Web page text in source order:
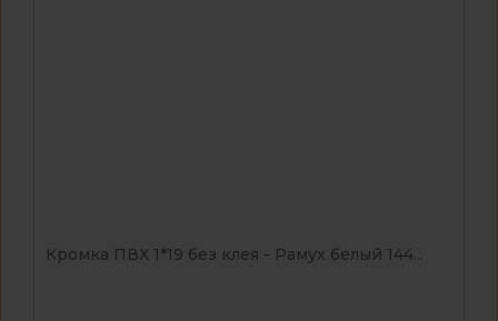
Кромка ПВХ 1*19 без клея - Рамух белый 144...